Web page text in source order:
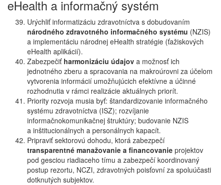
eHealth a informačný systém
Urýchliť informatizáciu zdravotníctva s dobudovaním
národného zdravotného informačného systému (NZIS)
a implementáciu národnej eHealth stratégie (ťažiskových
eHealth aplikácií).
Zabezpečiť harmonizáciu údajov a možnosť ich
jednotného zberu a spracovania na makroúrovni za účelom
vytvorenia informácií umožňujúcich efektívne a účinné
rozhodnutia v rámci realizácie aktuálnych priorít.
Priority rozvoja musia byť: štandardizovanie informačného
systému zdravotníctva (ISZ); rozvíjanie
informačnokomunikačnej štruktúry; budovanie NZIS
a inštitucionálnych a personálnych kapacít.
Pripraviť sektorovú dohodu, ktorá zabezpečí
transparentné manažovanie a financovanie projektov
pod gesciou riadiaceho tímu a zabezpečí koordinovaný
postup rezortu, NCZI, zdravotných poisťovní za spoluúčasti
dotknutých subjektov.